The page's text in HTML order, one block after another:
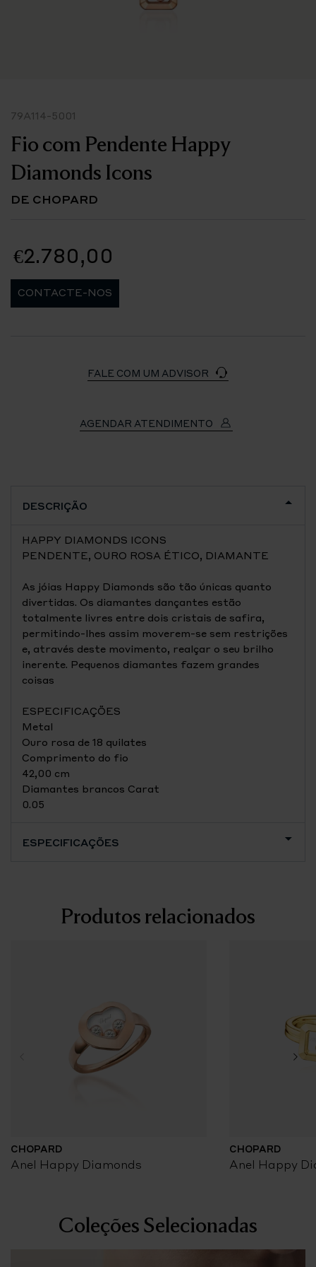
79A114-5001
Fio com Pendente Happy
Diamonds Icons
DE CHOPARD
€2.780,00
CONTACTE-NOS
FALE COM UM ADVISOR
AGENDAR ATENDIMENTO
DESCRIÇÃO
HAPPY DIAMONDS ICONS
PENDENTE, OURO ROSA ÉTICO, DIAMANTE
As jóias Happy Diamonds são tão únicas quanto
divertidas. Os diamantes dançantes estão
totalmente livres entre dois cristais de safira,
permitindo-lhes assim moverem-se sem restrições
e, através deste movimento, realçar o seu brilho
inerente. Pequenos diamantes fazem grandes
coisas
ESPECIFICAÇÕES
Metal
Ouro rosa de 18 quilates
Comprimento do fio
42,00 cm
Diamantes brancos Carat
0.05
ESPECIFICAÇÕES
Produtos relacionados
CHOPARD
Anel Happy Diamonds
CHOPARD
Anel Happy
Coleções Selecionadas